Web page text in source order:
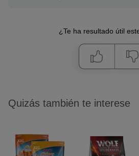
¿Te ha resultado útil
Quizás también te interese